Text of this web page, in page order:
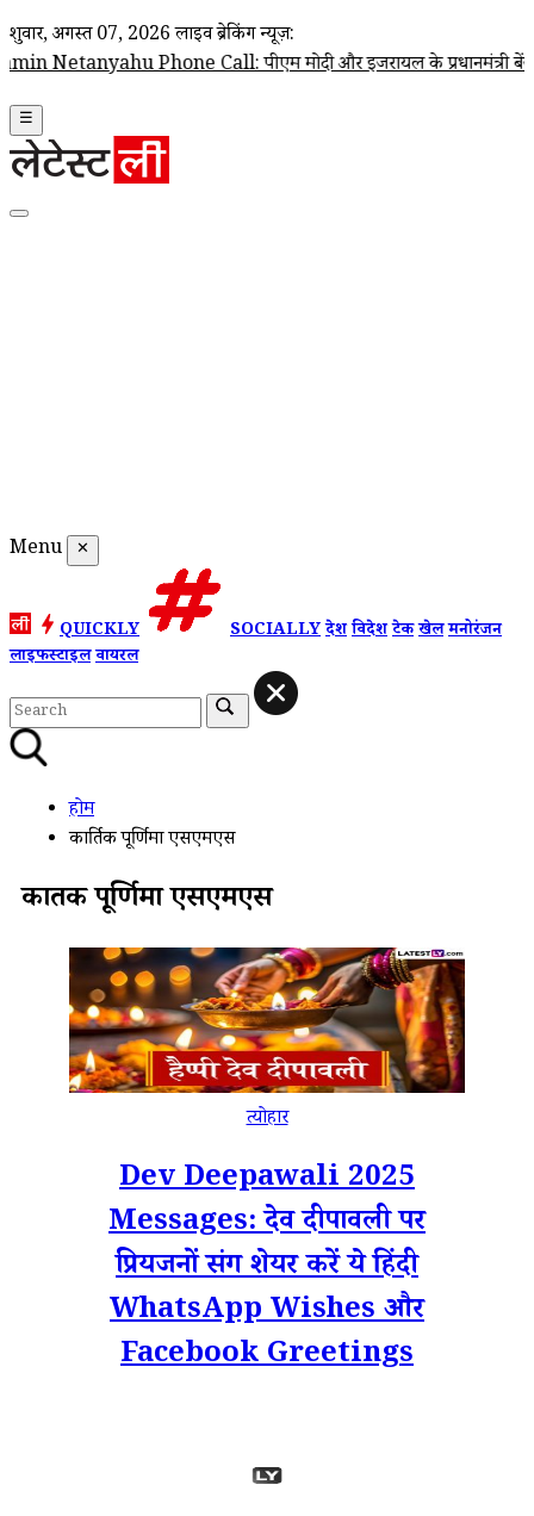
शुक्रवार, अगस्त 07, 2026 लाइव ब्रेकिंग न्यूज़:
Phone Call: पीएम मोदी और इजरायल के प्रधानमंत्री बेंजामिन नेतन्याहू के
☰
Menu ✕
QUICKLY SOCIALLYदेशविदेशटेकखेलमनोरंजन
लाइफस्टाइलवायरल
होम
कार्तिक पूर्णिमा एसएमएस
कार्तिक पूर्णिमा एसएमएस
त्योहार
Dev Deepawali 2025
Messages: देव दीपावली पर
प्रियजनों संग शेयर करें ये हिंदी
WhatsApp Wishes और
Facebook Greetings